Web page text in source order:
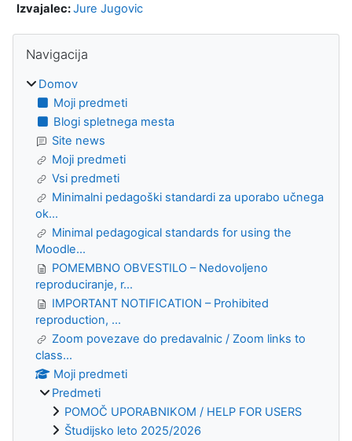
Izvajalec:Jure Jugovic
Bloki
Navigacija
Domov
Moji predmeti
Blogi spletnega mesta
Site news
Moji predmeti
Vsi predmeti
Minimalni pedagoški standardi za uporabo učnega
ok...
Minimal pedagogical standards for using the
Moodle...
POMEMBNO OBVESTILO – Nedovoljeno
reproduciranje, r...
IMPORTANT NOTIFICATION – Prohibited
reproduction, ...
Zoom povezave do predavalnic / Zoom links to
class...
Moji predmeti
Predmeti
POMOČ UPORABNIKOM / HELP FOR USERS
Študijsko leto 2025/2026